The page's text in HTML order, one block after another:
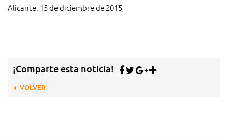
Alicante, 15 de diciembre de 2015
¡Comparte esta noticia!
VOLVER